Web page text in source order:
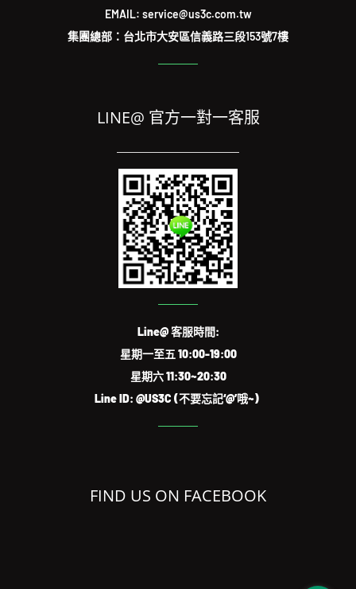
EMAIL: service@us3c.com.tw
集團總部：台北市大安區信義路三段153號7樓
LINE@ 官方一對一客服
Line@ 客服時間:
星期一至五 10:00-19:00
星期六 11:30~20:30
Line ID: @US3C (不要忘記‘@’哦~)
FIND US ON FACEBOOK